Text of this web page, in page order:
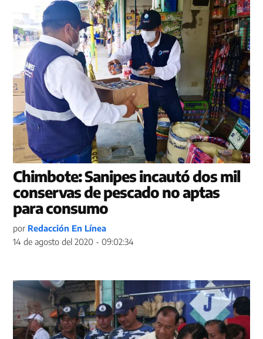
Chimbote: Sanipes incautó dos mil
conservas de pescado no aptas
para consumo
por Redacción En Línea
14 de agosto del 2020 - 09:02:34